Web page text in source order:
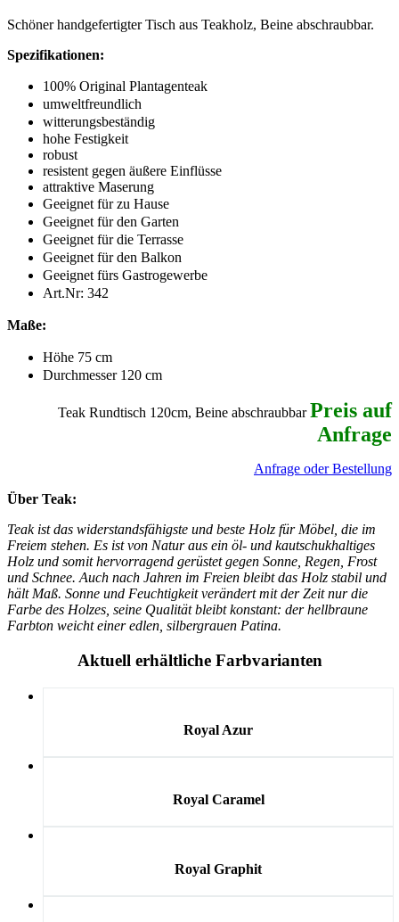
Schöner handgefertigter Tisch aus Teakholz, Beine abschraubbar.
Spezifikationen:
100% Original Plantagenteak
umweltfreundlich
witterungsbeständig
hohe Festigkeit
robust
resistent gegen äußere Einflüsse
attraktive Maserung
Geeignet für zu Hause
Geeignet für den Garten
Geeignet für die Terrasse
Geeignet für den Balkon
Geeignet fürs Gastrogewerbe
Art.Nr: 342
Maße:
Höhe 75 cm
Durchmesser 120 cm
Teak Rundtisch 120cm, Beine abschraubbarPreis auf
Anfrage
Anfrage oder Bestellung
Über Teak:
Teak ist das widerstandsfähigste und beste Holz für Möbel, die im
Freiem stehen. Es ist von Natur aus ein öl- und kautschukhaltiges
Holz und somit hervorragend gerüstet gegen Sonne, Regen, Frost
und Schnee. Auch nach Jahren im Freien bleibt das Holz stabil und
hält Maß. Sonne und Feuchtigkeit verändert mit der Zeit nur die
Farbe des Holzes, seine Qualität bleibt konstant: der hellbraune
Farbton weicht einer edlen, silbergrauen Patina.
Aktuell erhältliche Farbvarianten
Royal Azur
Royal Caramel
Royal Graphit